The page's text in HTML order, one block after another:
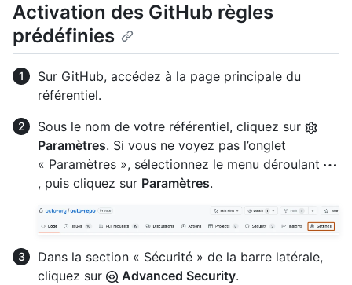
Activation des GitHub règles
prédéfinies
Sur GitHub, accédez à la page principale du
référentiel.
Sous le nom de votre référentiel, cliquez sur
Paramètres. Si vous ne voyez pas l’onglet
« Paramètres », sélectionnez le menu déroulant
, puis cliquez sur Paramètres.
Dans la section « Sécurité » de la barre latérale,
cliquez sur
Advanced Security.